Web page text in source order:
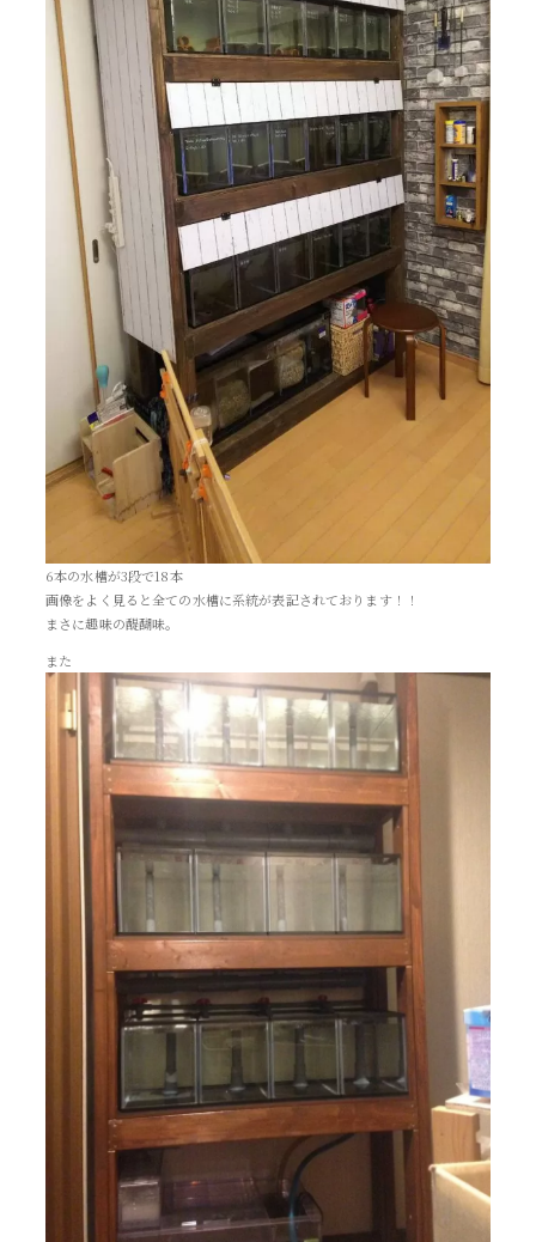
6本の水槽が3段で18本
画像をよく見ると全ての水槽に系統が表記されております！！
まさに趣味の醍醐味。
また